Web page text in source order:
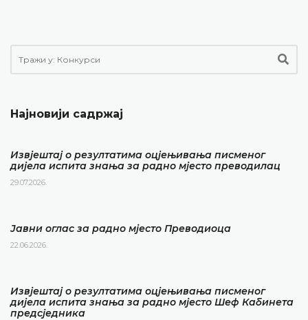
Најновији садржај
Извјештај о резултатима оцјењивања писменог
дијела испита знања за радно мјесто преводилац
29.07.2026.
Јавни оглас за радно мјесто Преводиоца
22.06.2026.
Извјештај о резултатима оцјењивања писменог
дијела испита знања за радно мјесто Шеф Кабинета
предсједника